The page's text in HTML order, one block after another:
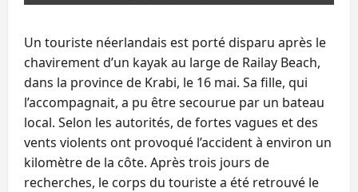
Un touriste néerlandais est porté disparu après le
chavirement d’un kayak au large de Railay Beach,
dans la province de Krabi, le 16 mai. Sa fille, qui
l’accompagnait, a pu être secourue par un bateau
local. Selon les autorités, de fortes vagues et des
vents violents ont provoqué l’accident à environ un
kilomètre de la côte. Après trois jours de
recherches, le corps du touriste a été retrouvé le